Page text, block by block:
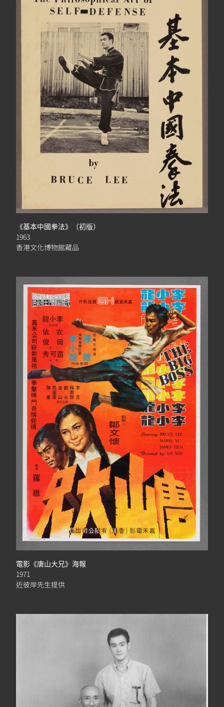
《基本中國拳法》（初版）
1963
香港文化博物館藏品
電影《唐山大兄》海報
1971
近彼岸先生提供